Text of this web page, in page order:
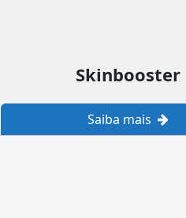
Skinbooster
Saiba mais